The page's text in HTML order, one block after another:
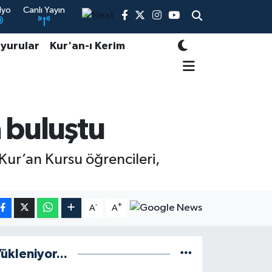
Canlı Yayın
Kur'an-ı Kerim
buluştu
Kursu öğrencileri,
A- A+